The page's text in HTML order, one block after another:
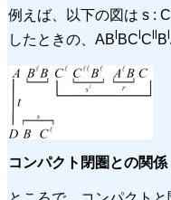
例えば、以下の図は s :
したときの、AB BC C B
コンパクト閉圏との関係